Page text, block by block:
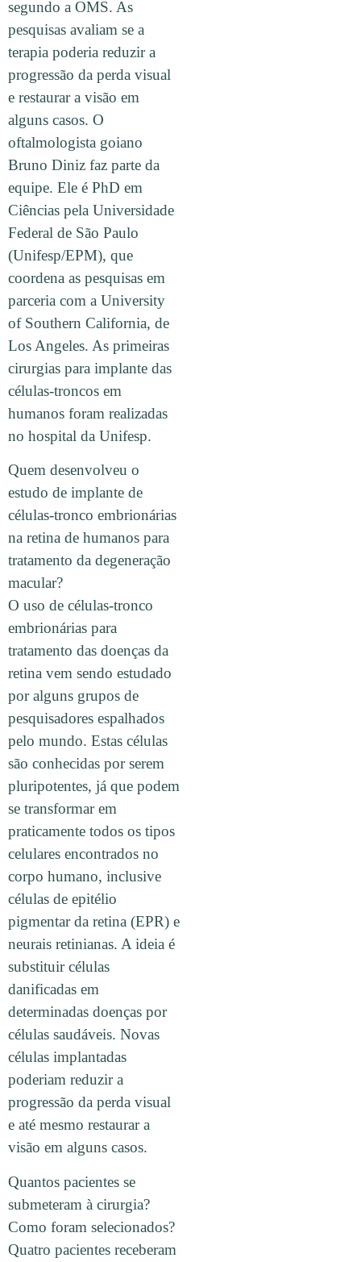
segundo a OMS. As
pesquisas avaliam se a
terapia poderia reduzir a
progressão da perda visual
e restaurar a visão em
alguns casos. O
oftalmologista goiano
Bruno Diniz faz parte da
equipe. Ele é PhD em
Ciências pela Universidade
Federal de São Paulo
(Unifesp/EPM), que
coordena as pesquisas em
parceria com a University
of Southern California, de
Los Angeles. As primeiras
cirurgias para implante das
células-troncos em
humanos foram realizadas
no hospital da Unifesp.
Quem desenvolveu o
estudo de implante de
células-tronco embrionárias
na retina de humanos para
tratamento da degeneração
macular?
O uso de células-tronco
embrionárias para
tratamento das doenças da
retina vem sendo estudado
por alguns grupos de
pesquisadores espalhados
pelo mundo. Estas células
são conhecidas por serem
pluripotentes, já que podem
se transformar em
praticamente todos os tipos
celulares encontrados no
corpo humano, inclusive
células de epitélio
pigmentar da retina (EPR) e
neurais retinianas. A ideia é
substituir células
danificadas em
determinadas doenças por
células saudáveis. Novas
células implantadas
poderiam reduzir a
progressão da perda visual
e até mesmo restaurar a
visão em alguns casos.
Quantos pacientes se
submeteram à cirurgia?
Como foram selecionados?
Quatro pacientes receberam